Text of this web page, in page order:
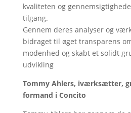
kvaliteten og
tilgang.
Gennem deres analyser og
bidraget til øget transparens
modenhed og skabt et solidt
udvikling
Tommy Ahlers, iværksætter,
formand i Concito